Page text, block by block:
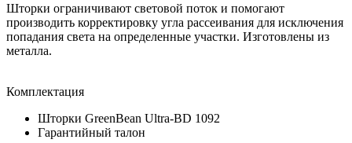
Шторки ограничивают световой поток и помогают
производить корректировку угла рассеивания для исключения
попадания света на определенные участки. Изготовлены из
металла.
Комплектация
Шторки GreenBean Ultra-BD 1092
Гарантийный талон